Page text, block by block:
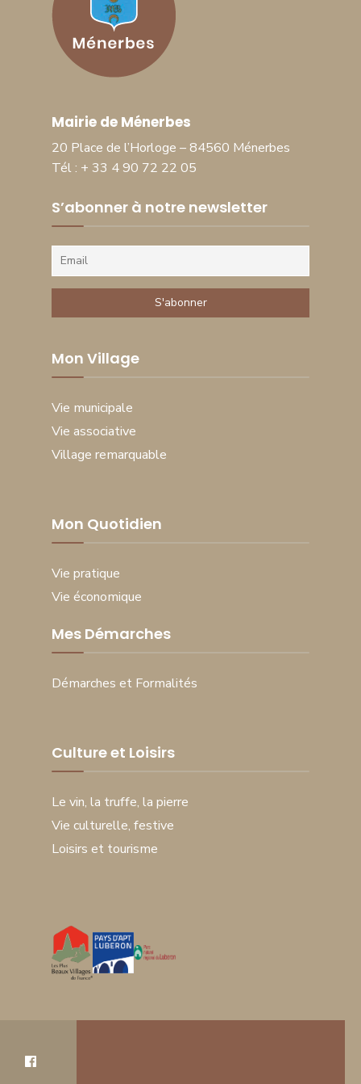
Mairie de Ménerbes
20 Place de l’Horloge – 84560 Ménerbes
Tél : + 33 4 90 72 22 05
S’abonner à notre newsletter
Mon Village
Vie municipale
Vie associative
Village remarquable
Mon Quotidien
Vie pratique
Vie économique
Mes Démarches
Démarches et Formalités
Culture et Loisirs
Le vin, la truffe, la pierre
Vie culturelle, festive
Loisirs et tourisme